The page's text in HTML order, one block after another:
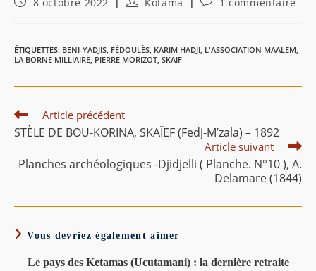
8 octobre 2022 Kotama 1 commentaire
ÉTIQUETTES: BENI-YADJIS, FÉDOULÈS, KARIM HADJI, L'ASSOCIATION MAALEM,
LA BORNE MILLIAIRE, PIERRE MORIZOT, SKAÏF
Read
more
articles
Article précédent
STÈLE DE BOU-KORINA, SKAÏEF (Fedj-M’zala) – 1892
Article suivant
Planches archéologiques -Djidjelli ( Planche. N°10 ), A.
Delamare (1844)
Vous devriez également aimer
Le pays des Ketamas (Ucutamani) : la dernière retraite